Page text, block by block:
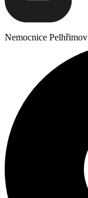
Nemocnice Pelhřimov